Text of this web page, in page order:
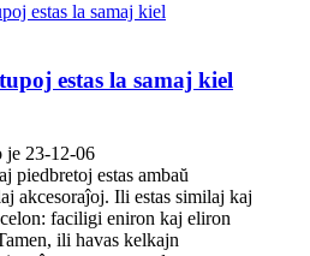
estas la samaj kiel
je 23-12-06
piedbretoj estas ambaŭ
akcesoraĵoj. Ili estas similaj kaj
celon: faciligi eniron kaj eliron
ili havas kelkajn